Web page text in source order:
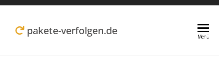
Zum
Inhalt pakete-verfolgen.de Menü